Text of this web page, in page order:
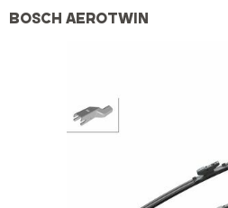
BOSCH AEROTWIN